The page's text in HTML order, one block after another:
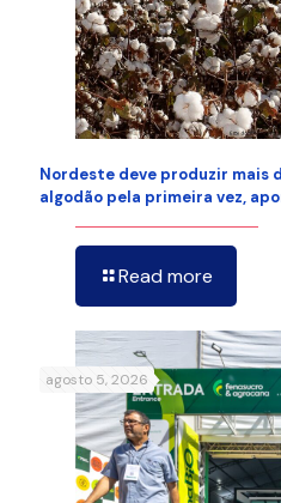
Nordeste deve produzir mais
algodão pela primeira vez,
Read more
agosto 5, 2026